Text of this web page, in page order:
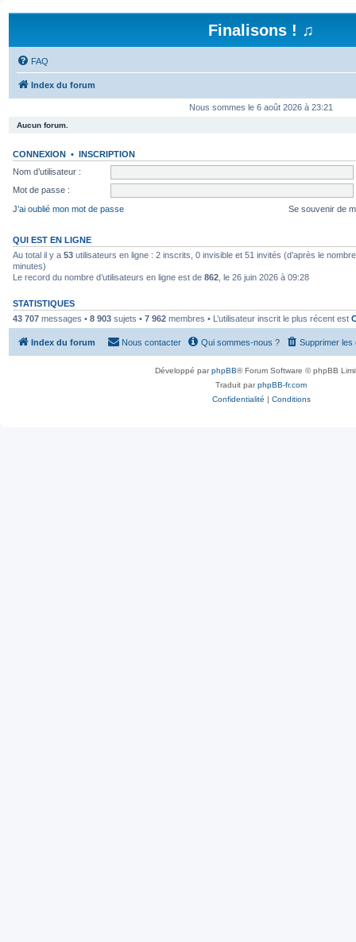
Finalisons ! ♫
FAQ
Index du forum
Nous sommes le 6 août 2026 à 23:21
Aucun forum.
CONNEXION • INSCRIPTION
Nom d’utilisateur :
Mot de passe :
J’ai oublié mon mot de passe
Se souvenir de
QUI EST EN LIGNE
Au total il y a 53 utilisateurs en ligne : 2 inscrits, 0 invisible et 51 invités (d’après le
minutes)
Le record du nombre d’utilisateurs en ligne est de 862 , le 26 juin 2026 à 09:28
STATISTIQUES
43 707 messages • 8 903 sujets • 7 962 membres • L’utilisateur inscrit le plus récent est
Index du forum Supprimer les
Qui sommes-nous ?
Nous contacter
Développé parphpBB® Forum Software © phpBB
Traduit parphpBB-fr.com
Confidentialité | Conditions